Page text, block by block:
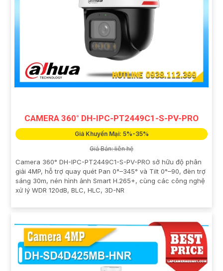
CAMERA 360° DH-IPC-PT2449C1-S-PV-PRO
Giá Khuyến Mại: 5%-35%
Giá Bán: liên hệ
Camera 360° DH-IPC-PT2449C1-S-PV-PRO sở hữu độ phân
giải 4MP, hỗ trợ quay quét Pan 0°–345° và Tilt 0°–90, đèn trợ
sáng 30m, nén hình ảnh Smart H.265+, cùng các công nghệ
xử lý WDR 120dB, BLC, HLC, 3D-NR